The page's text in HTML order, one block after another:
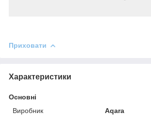
Приховати
Характеристики
Основні
Виробник
Aqara